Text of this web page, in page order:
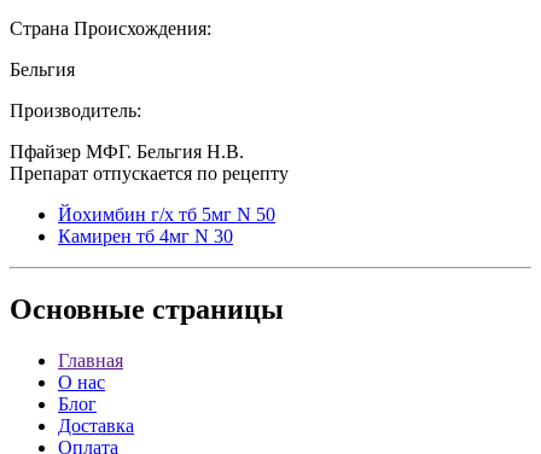
Страна Происхождения:
Бельгия
Производитель:
Пфайзер МФГ. Бельгия Н.В.
Препарат отпускается по рецепту
Йохимбин г/х тб 5мг N 50
Камирен тб 4мг N 30
Основные страницы
Главная
О нас
Блог
Доставка
Оплата